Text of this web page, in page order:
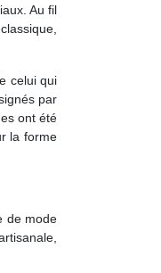
Au fil
celui qui
par
ont été
la forme
de mode